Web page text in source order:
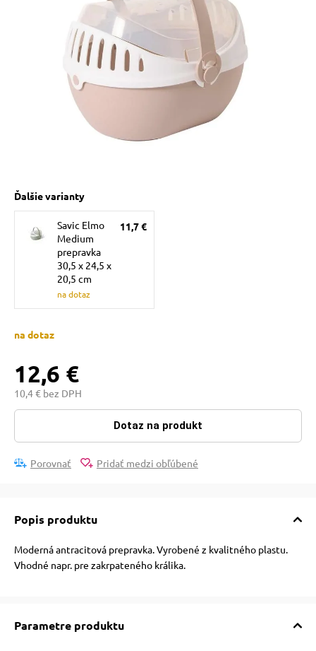
psov
psov
so psom
mačky
poukazy
Ďalšie varianty
Savic Elmo
Medium
prepravka
30,5 x 24,5 x
20,5 cm
na dotaz
11,7 €
na dotaz
12,6 €
10,4 € bez DPH
Dotaz na produkt
Porovnať Pridať medzi obľúbené
Popis produktu
Moderná antracitová prepravka.Vyrobené z kvalitného plastu.
Vhodné napr. pre zakrpateného králika.
Parametre produktu